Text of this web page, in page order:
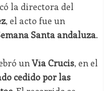
la directora del
, el acto fue un
Santa andaluza.
unVía Crucis, en el
cedido por las